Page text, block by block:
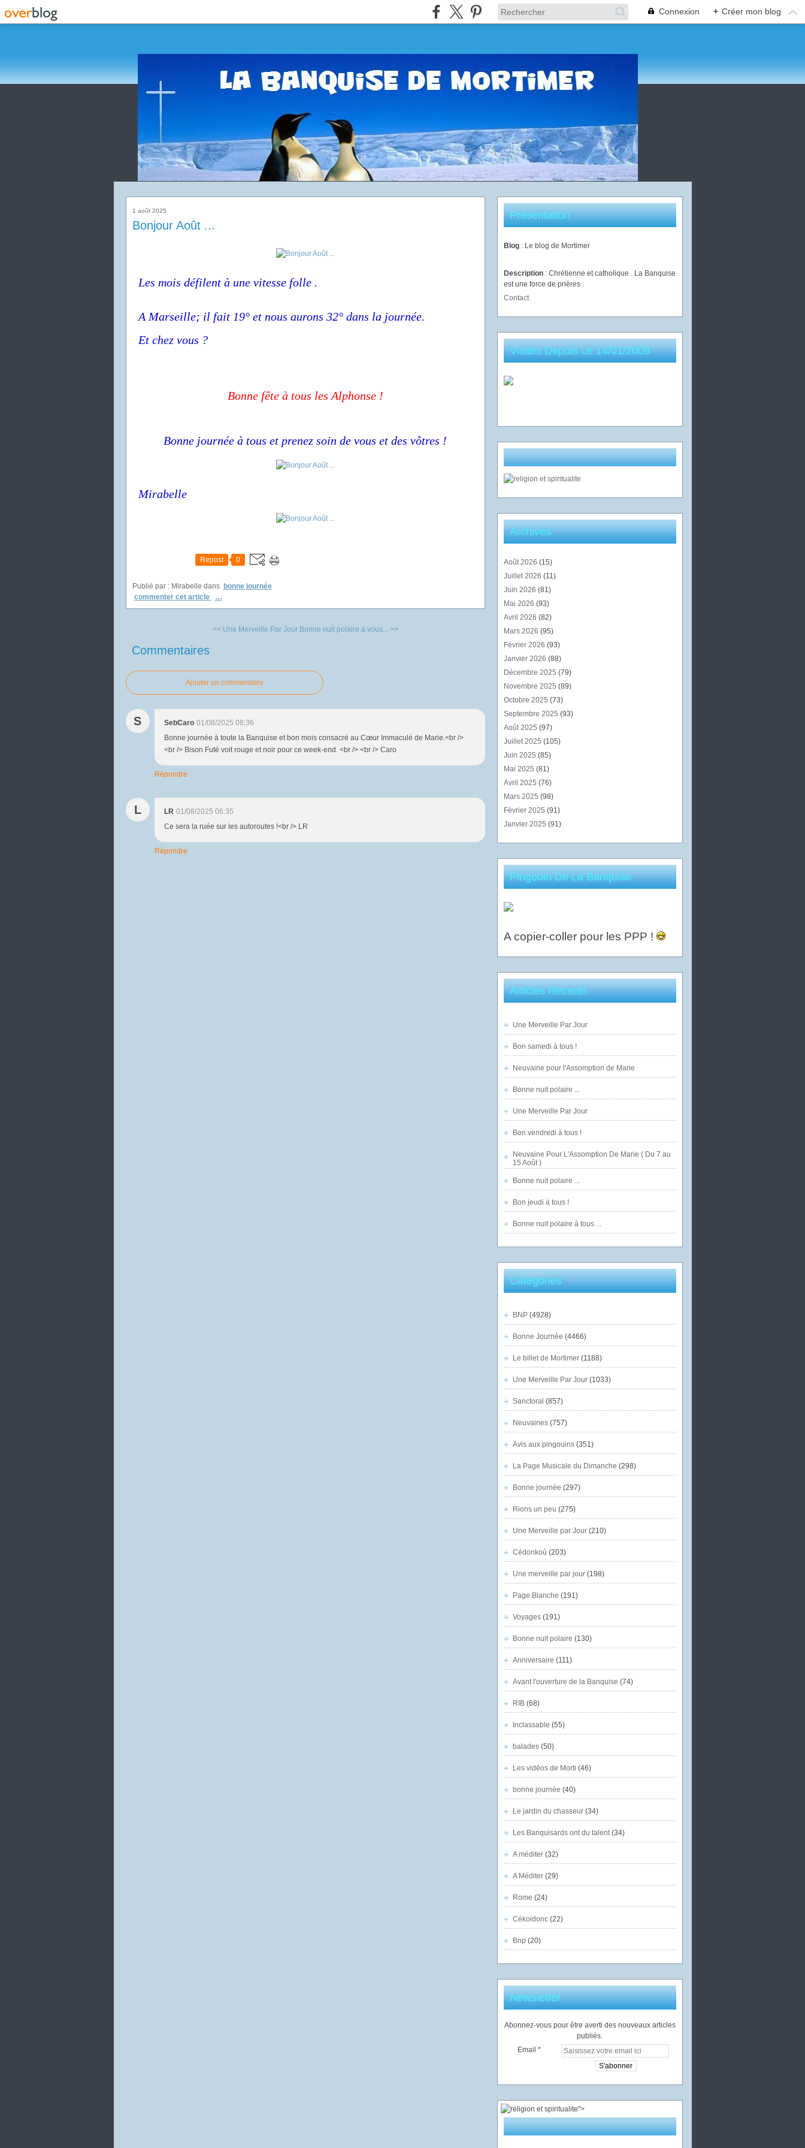
Connexion + Créer mon blog
1 août 2025
Bonjour Août ...
Les mois défilent à une vitesse folle .
A Marseille; il fait 19° et nous aurons 32° dans la journée.
Et chez vous ?
Bonne fête à tous les Alphonse !
Bonne journée à tous et prenez soin de vous et des vôtres !
Mirabelle
Repost 0
Publié par : Mirabelle dans bonne journée
commenter cet article
…
<< Une Merveille Par Jour Bonne nuit polaire à vous... >>
Commentaires
Ajouter un commentaire
S SebCaro 01/08/2025 08:36
Bonne journée à toute la Banquise et bon mois consacré au Cœur Immaculé de Marie.<br />
<br /> Bison Futé voit rouge et noir pour ce week-end. <br /> <br /> Caro
Répondre
L LR 01/08/2025 06:35
Ce sera la ruée sur les autoroutes !<br /> LR
Répondre
Présentation
Blog : Le blog de Mortimer
Description : Chrétienne et catholique . La Banquise
est une force de prières .
Contact
Visites Depuis Le 14/01/2009
Archives
Août 2026 (15)
Juillet 2026 (11)
Juin 2026 (81)
Mai 2026 (93)
Avril 2026 (82)
Mars 2026 (95)
Février 2026 (93)
Janvier 2026 (88)
Décembre 2025 (79)
Novembre 2025 (89)
Octobre 2025 (73)
Septembre 2025 (93)
Août 2025 (97)
Juillet 2025 (105)
Juin 2025 (85)
Mai 2025 (81)
Avril 2025 (76)
Mars 2025 (98)
Février 2025 (91)
Janvier 2025 (91)
Pingouin De La Banquise
A copier-coller pour les PPP !
Articles Récents
Une Merveille Par Jour
Bon samedi à tous !
Neuvaine pour l'Assomption de Marie
Bonne nuit polaire ...
Une Merveille Par Jour
Bon vendredi à tous !
Neuvaine Pour L'Assomption De Marie ( Du 7 au
15 Août )
Bonne nuit polaire ...
Bon jeudi à tous !
Bonne nuit polaire à tous ...
Catégories
BNP(4928)
Bonne Journée (4466)
Le billet de Mortimer(1188)
Une Merveille Par Jour(1033)
Sanctoral (857)
Neuvaines(757)
Avis aux pingouins(351)
La Page Musicale du Dimanche (298)
Bonne journée (297)
Rions un peu (275)
Une Merveille par Jour(210)
Cédonkoù (203)
Une merveille par jour(198)
Page Blanche (191)
Voyages(191)
Bonne nuit polaire (130)
Anniversaire (111)
Avant l'ouverture de la Banquise (74)
RIB(68)
Inclassable (55)
balades(50)
Les vidéos de Morti (46)
bonne journée (40)
Le jardin du chasseur(34)
Les Banquisards ont du talent(34)
A méditer(32)
A Méditer(29)
Rome (24)
Cékoidonc(22)
Bnp (20)
Newsletter
Abonnez-vous pour être averti des nouveaux articles
publiés.
Email
">